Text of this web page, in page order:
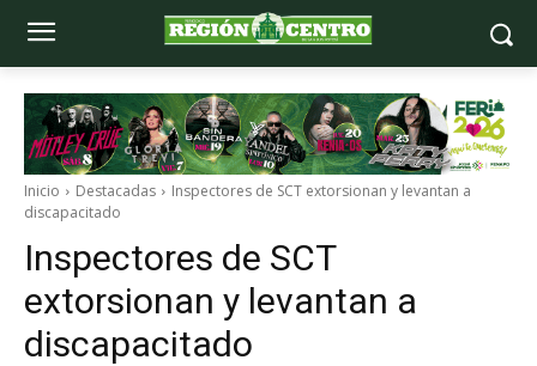
Inicio Destacadas
Inspectores de SCT extorsionan y levantan a
discapacitado
Inspectores de SCT
extorsionan y levantan a
discapacitado